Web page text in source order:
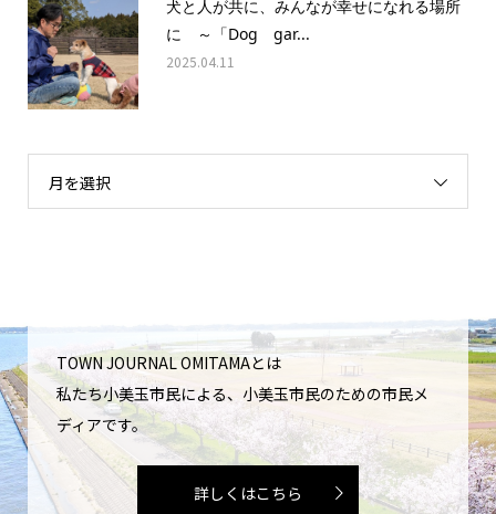
犬と人が共に、みんなが幸せになれる場所
に ～「Dog gar...
2025.04.11
月を選択
TOWN JOURNAL OMITAMAとは
私たち小美玉市民による、小美玉市民のための市民メ
ディアです。
詳しくはこちら